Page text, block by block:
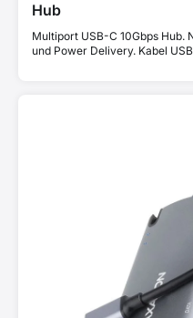
Hub
Multiport USB-C 10Gbps Hub.
und Power Delivery. Kabel